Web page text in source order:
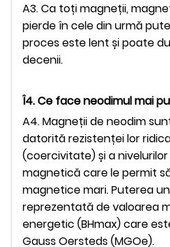
A3. Ca toți magneții,
pierde în cele din urmă
proces este lent și poate
decenii.
Î4. Ce face neodimul mai
A4. Magneții de neodim
datorită rezistenței lor
(coercivitate) și a
magnetică care le permit
magnetice mari. Puterea
reprezentată de valoarea
energetic (BHmax) care
Gauss Oersteds (MGOe).